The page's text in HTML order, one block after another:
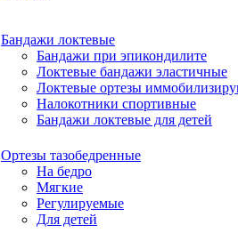
Бандажи локтевые
Бандажи при эпикондилите
Локтевые бандажи эластичные
Локтевые ортезы
Налокотники спортивные
Бандажи локтевые для детей
Ортезы тазобедренные
На бедро
Мягкие
Регулируемые
Для детей